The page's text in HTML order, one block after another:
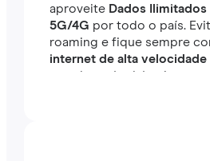
aproveite Dados
5G/4G por todo o país.
roaming e fique sempre
internet de alta velocidade
exterior, seja viajando ou